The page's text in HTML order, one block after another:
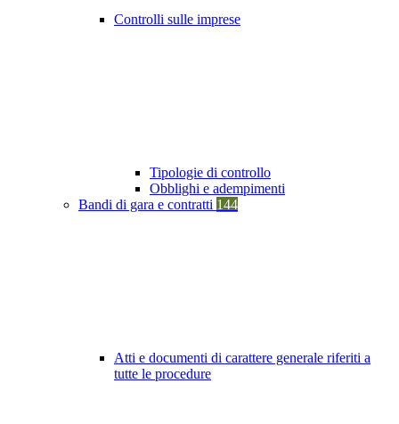
Controlli sulle imprese
Tipologie di controllo
Obblighi e adempimenti
Bandi di gara e contratti 144
Atti e documenti di carattere generale riferiti a
tutte le procedure